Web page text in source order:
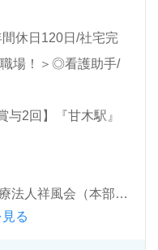
休日120日/社宅完
場！＞◎看護助手/
与2回】『甘木駅』
法人祥風会（本部：
岡県を中心に精神
る